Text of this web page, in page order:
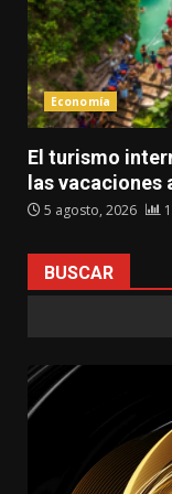
Economía
El turismo
las vacaciones
5 agosto, 2026
BUSCAR